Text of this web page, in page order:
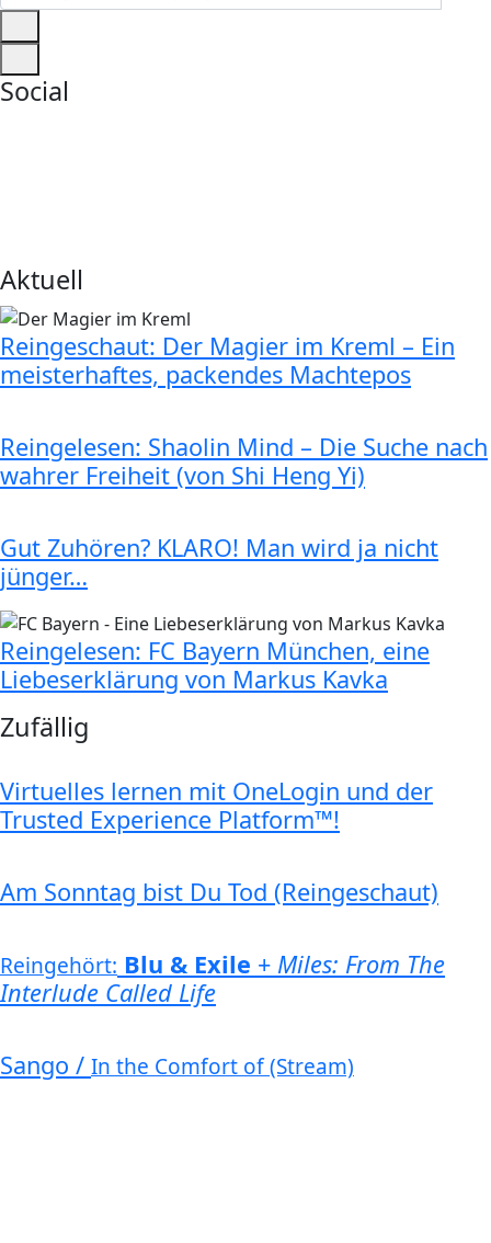
Social
Aktuell
Reingeschaut: Der Magier im Kreml – Ein
meisterhaftes, packendes Machtepos
Reingelesen: Shaolin Mind – Die Suche nach
wahrer Freiheit (von Shi Heng Yi)
Gut Zuhören? KLARO! Man wird ja nicht
jünger…
Reingelesen: FC Bayern München, eine
Liebeserklärung von Markus Kavka
Zufällig
Virtuelles lernen mit OneLogin und der
Trusted Experience Platform™!
Am Sonntag bist Du Tod (Reingeschaut)
Reingehört: Blu & Exile + Miles: From The
Interlude Called Life
Sango / In the Comfort of (Stream)